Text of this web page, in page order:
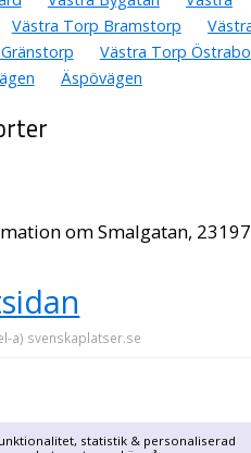
statistik & personaliserad
Västra Torp Bramstorp
Västra Torp Östrabo
Äspövägen
om Smalgatan,
a) svenskaplatser.se